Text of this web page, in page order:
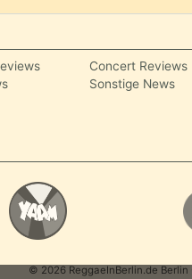
Concert Reviews
Sonstige News
© 2026 ReggaeInBerlin.de